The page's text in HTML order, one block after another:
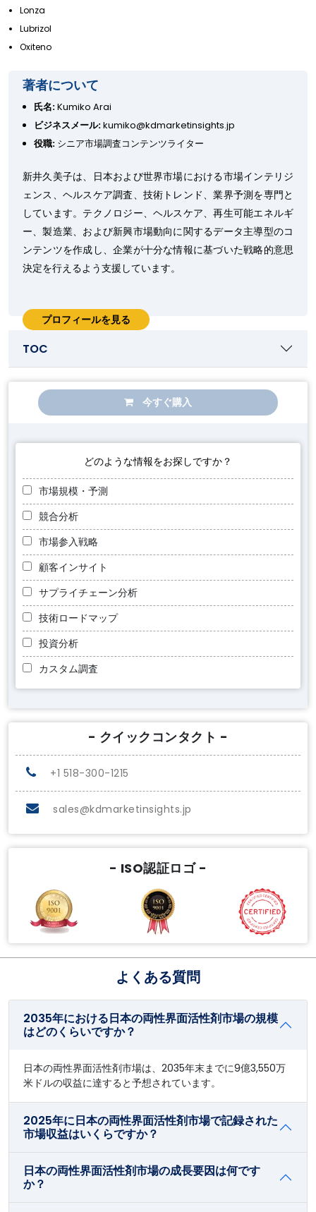
Lonza
Lubrizol
Oxiteno
著者について
氏名:Kumiko Arai
ビジネスメール:kumiko@kdmarketinsights.jp
役職: シニア市場調査コンテンツライター
新井久美子は、日本および世界市場における市場インテリジ
ェンス、ヘルスケア調査、技術トレンド、業界予測を専門と
しています。テクノロジー、ヘルスケア、再生可能エネルギ
ー、製造業、および新興市場動向に関するデータ主導型のコ
ンテンツを作成し、企業が十分な情報に基づいた戦略的意思
決定を行えるよう支援しています。
プロフィールを見る
TOC
今すぐ購入
どのような情報をお探しですか？
市場規模・予測
競合分析
市場参入戦略
顧客インサイト
サプライチェーン分析
技術ロードマップ
投資分析
カスタム調査
- クイックコンタクト -
+1 518-300-1215
sales@kdmarketinsights.jp
- ISO認証ロゴ -
よくある質問
2035年における日本の両性界面活性剤市場の規模
はどのくらいですか？
日本の両性界面活性剤市場は、2035年末までに9億3,550万
米ドルの収益に達すると予想されています。
2025年に日本の両性界面活性剤市場で記録された
市場収益はいくらですか？
日本の両性界面活性剤市場の成長要因は何です
か？